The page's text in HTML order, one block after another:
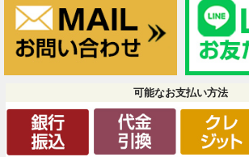
可能なお支払い方法